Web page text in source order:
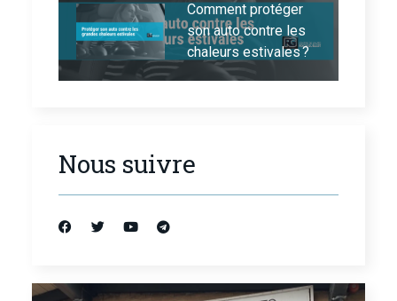
Comment protéger
son auto contre les
chaleurs estivales ?
Nous suivre